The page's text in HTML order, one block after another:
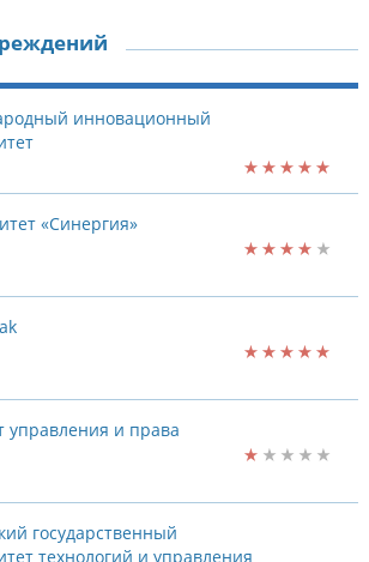
инновационный
«Синергия»
управления и права
государственный
технологий и управления